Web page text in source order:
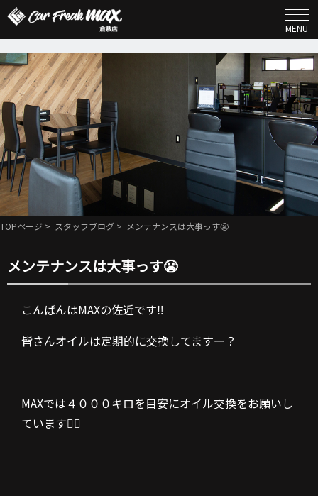
MENU
TOPページ > スタッフブログ > メンテナンスは大事っす😬
メンテナンスは大事っす😬
こんばんはMAXの佐近です‼️
皆さんオイルは定期的に交換してますー？
MAXでは４０００キロを目安にオイル交換をお願いし
ています🙇‍♂️